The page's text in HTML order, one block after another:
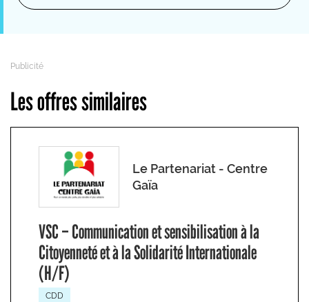
Les offres similaires
Le Partenariat - Centre
Gaïa
VSC – Communication et sensibilisation à la
Citoyenneté et à la Solidarité Internationale
(H/F)
CDD